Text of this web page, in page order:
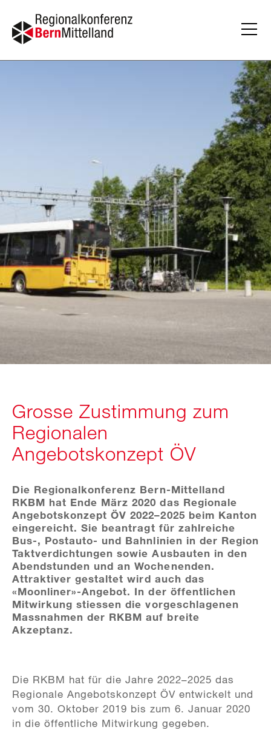
Grosse Zustimmung zum
Regionalen
Angebotskonzept ÖV
Die Regionalkonferenz Bern-Mittelland
RKBM hat Ende März 2020 das Regionale
Angebotskonzept ÖV 2022–2025 beim Kanton
eingereicht. Sie beantragt für zahlreiche
Bus-, Postauto- und Bahnlinien in der Region
Taktverdichtungen sowie Ausbauten in den
Abendstunden und an Wochenenden.
Attraktiver gestaltet wird auch das
«Moonliner»-Angebot. In der öffentlichen
Mitwirkung stiessen die vorgeschlagenen
Massnahmen der RKBM auf breite
Akzeptanz.
Die RKBM hat für die Jahre 2022–2025 das
Regionale Angebotskonzept ÖV entwickelt und
vom 30. Oktober 2019 bis zum 6. Januar 2020
in die öffentliche Mitwirkung gegeben.